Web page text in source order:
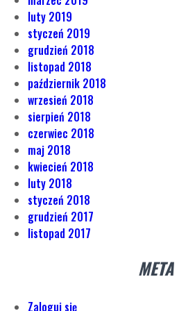
luty 2019
styczeń 2019
grudzień 2018
listopad 2018
październik 2018
wrzesień 2018
sierpień 2018
czerwiec 2018
maj 2018
kwiecień 2018
luty 2018
styczeń 2018
grudzień 2017
listopad 2017
META
Zaloguj się